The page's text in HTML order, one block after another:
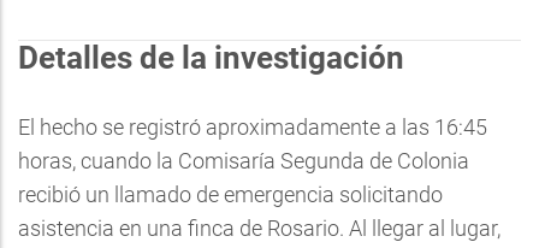
Detalles de la investigación
El hecho se registró aproximadamente a las 16:45
horas, cuando la Comisaría Segunda de Colonia
recibió un llamado de emergencia solicitando
asistencia en una finca de Rosario. Al llegar al lugar,